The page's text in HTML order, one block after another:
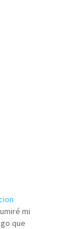
mi
que